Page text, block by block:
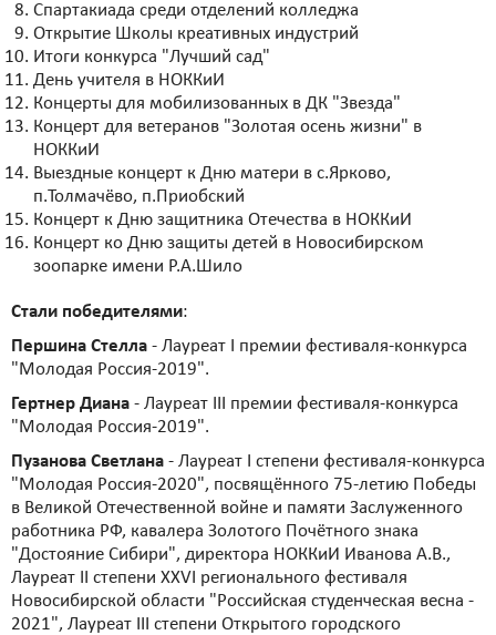
Спартакиада среди отделений колледжа
Открытие Школы креативных индустрий
Итоги конкурса "Лучший сад"
День учителя в НОККиИ
Концерты для мобилизованных в ДК "Звезда"
Концерт для ветеранов "Золотая осень жизни" в
НОККиИ
Выездные концерт к Дню матери в с.Ярково,
п.Толмачёво, п.Приобский
Концерт к Дню защитника Отечества в НОККиИ
Концерт ко Дню защиты детей в Новосибирском
зоопарке имени Р.А.Шило
Стали победителями:
Першина Стелла - Лауреат I премии фестиваля-конкурса
"Молодая Россия-2019".
Гертнер Диана - Лауреат III премии фестиваля-конкурса
"Молодая Россия-2019".
Пузанова Светлана - Лауреат I степени фестиваля-конкурса
"Молодая Россия-2020", посвящённого 75-летию Победы
в Великой Отечественной войне и памяти Заслуженного
работника РФ, кавалера Золотого Почётного знака
"Достояние Сибири", директора НОККиИ Иванова А.В.,
Лауреат II степени XXVI регионального фестиваля
Новосибирской области "Российская студенческая весна -
2021", Лауреат III степени Открытого городского